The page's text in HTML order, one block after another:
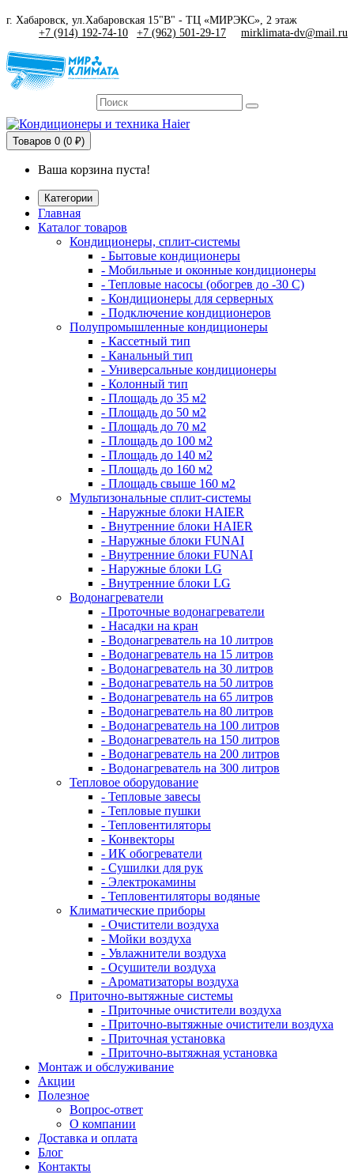
г. Хабаровск, ул.Хабаровская 15"В" - ТЦ «МИРЭКС», 2 этаж
+7 (914) 192-74-10
+7 (962) 501-29-17 mirklimata-dv@mail.ru
Товаров 0 (0 ₽)
Ваша корзина пуста!
Категории
Главная
Каталог товаров
Кондиционеры, сплит-системы
- Бытовые кондиционеры
- Мобильные и оконные кондиционеры
- Тепловые насосы (обогрев до -30 C)
- Кондиционеры для серверных
- Подключение кондиционеров
Полупромышленные кондиционеры
- Кассетный тип
- Канальный тип
- Универсальные кондиционеры
- Колонный тип
- Площадь до 35 м2
- Площадь до 50 м2
- Площадь до 70 м2
- Площадь до 100 м2
- Площадь до 140 м2
- Площадь до 160 м2
- Площадь свыше 160 м2
Мультизональные сплит-системы
- Наружные блоки HAIER
- Внутренние блоки HAIER
- Hаружные блоки FUNAI
- Внутренние блоки FUNAI
- Наружные блоки LG
- Внутренние блоки LG
Водонагреватели
- Проточные водонагреватели
- Наcадки на кран
- Водонагреватель на 10 литров
- Водонагреватель на 15 литров
- Водонагреватель на 30 литров
- Водонагреватель на 50 литров
- Водонагреватель на 65 литров
- Водонагреватель на 80 литров
- Водонагреватель на 100 литров
- Водонагреватель на 150 литров
- Водонагреватель на 200 литров
- Водонагреватель на 300 литров
Тепловое оборудование
- Тепловые завесы
- Тепловые пушки
- Тепловентиляторы
- Конвекторы
- ИК обогреватели
- Сушилки для рук
- Электрокамины
- Тепловентиляторы водяные
Климатические приборы
- Очистители воздуха
- Мойки воздуха
- Увлажнители воздуха
- Осушители воздуха
- Ароматизаторы воздуха
Приточно-вытяжные системы
- Приточные очистители воздуха
- Приточно-вытяжные очистители воздуха
- Приточная установка
- Приточно-вытяжная установка
Монтаж и обслуживание
Акции
Полезное
Вопрос-ответ
О компании
Доставка и оплата
Блог
Контакты